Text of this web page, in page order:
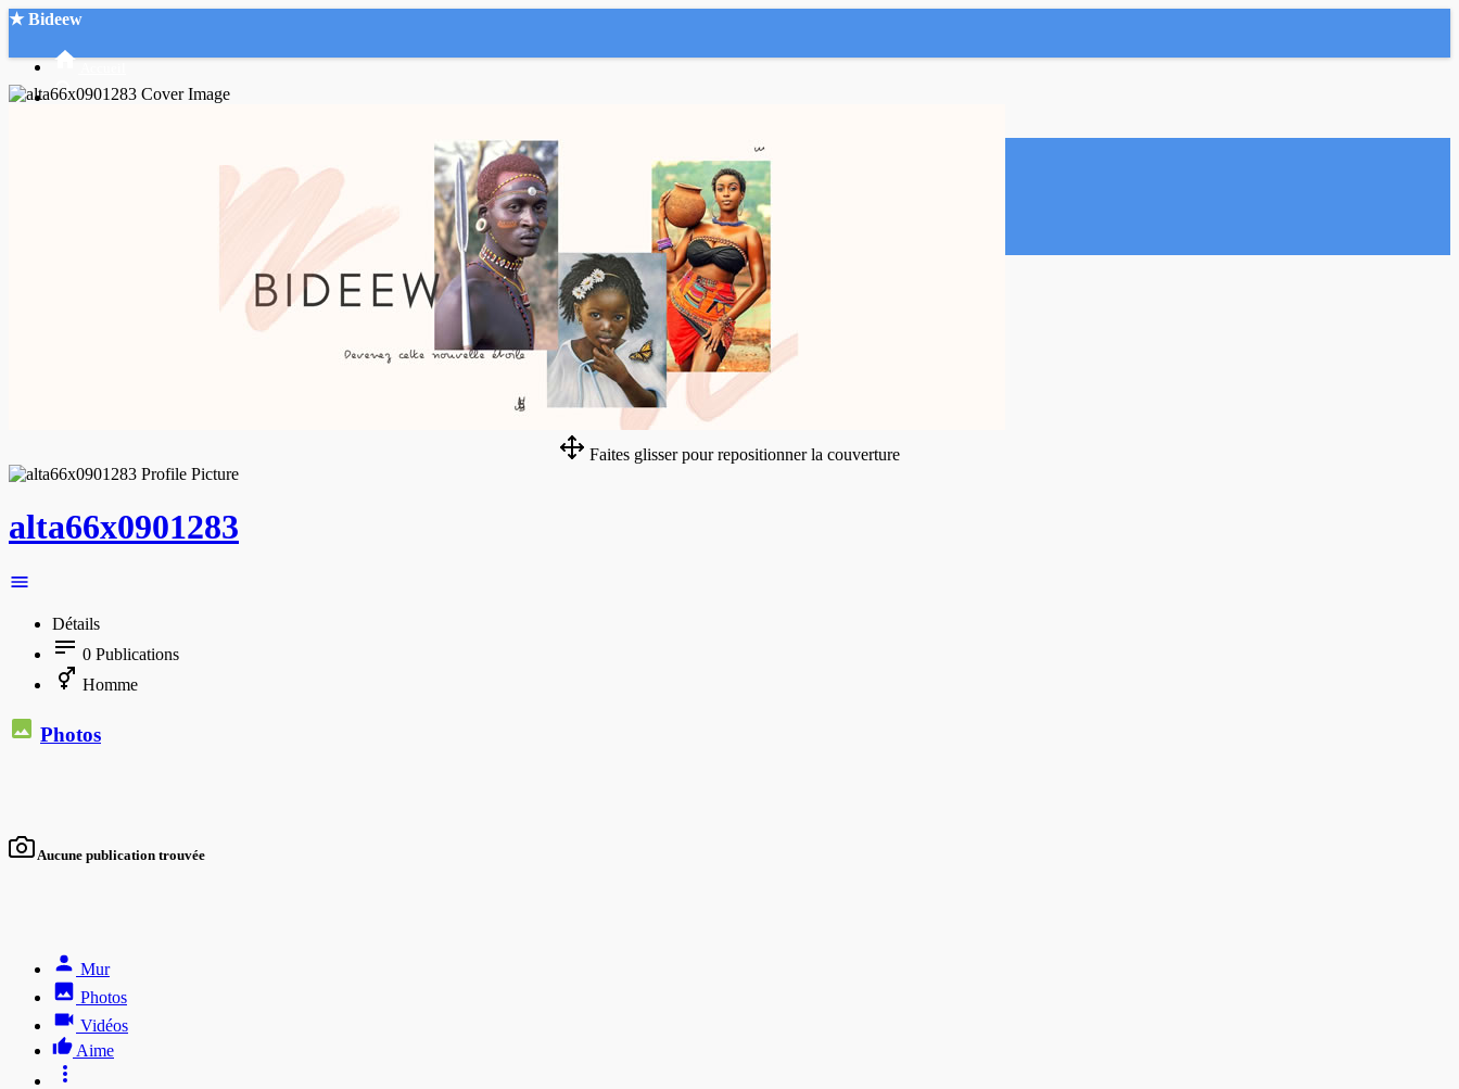
★ Bideew
Faites glisser pour repositionner la couverture
alta66x0901283
Détails
0 Publications
Homme
Photos
Aucune publication trouvée
Mur
Photos
Vidéos
Aime